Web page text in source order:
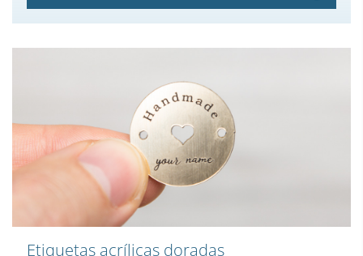
Etiquetas acrílicas doradas